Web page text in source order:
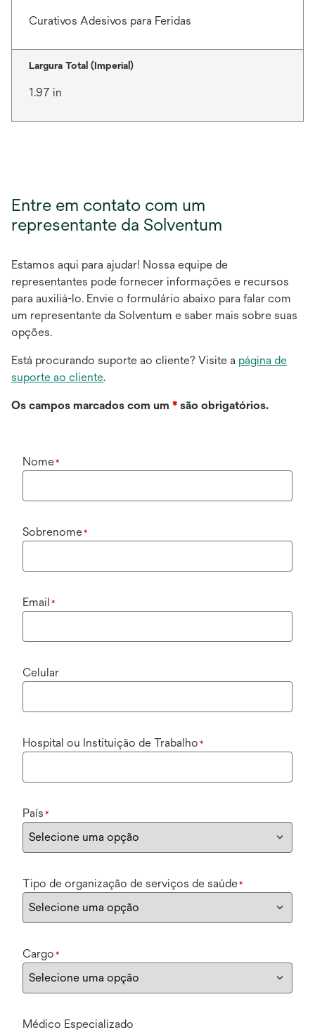
Curativos Adesivos para Feridas
Largura Total (Imperial)
1.97 in
Entre em contato com um
representante da Solventum
Estamos aqui para ajudar! Nossa equipe de
representantes pode fornecer informações e recursos
para auxiliá-lo. Envie o formulário abaixo para falar com
um representante da Solventum e saber mais sobre suas
opções.
Está procurando suporte ao cliente? Visite a página de
suporte ao cliente.
Os campos marcados com um * são obrigatórios.
Nome*
Sobrenome*
Email *
Celular
Hospital ou Instituição de Trabalho *
País *
Tipo de organização de serviços de saúde*
Cargo *
Médico Especializado